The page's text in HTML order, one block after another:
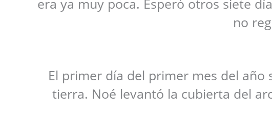
era ya muy poca. Esperó otros siete
no
El primer día del primer mes del año
tierra. Noé levantó la cubierta del